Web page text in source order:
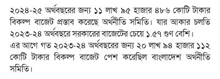
২০২৪-২৫ অর্থবছরের জন্য ১১ লাখ ৯৫ হাজার ৪৮৬ কোটি টাকার
বিকল্প বাজেট প্রস্তাব করেছে অর্থনীতি সমিতি। যার আকার চলতি
২০২৩-২৪ অর্থবছরে সরকারের বাজেটের চেয়ে ১.৫৭ গুণ বেশি।
এর আগে গত ২০২৩-২৪ অর্থবছরের জন্য ২০ লাখ ৯৪ হাজার ১১২
কোটি টাকার বিকল্প বাজেট পেশ করেছিল বাংলাদেশ অর্থনীতি
সমিতি।